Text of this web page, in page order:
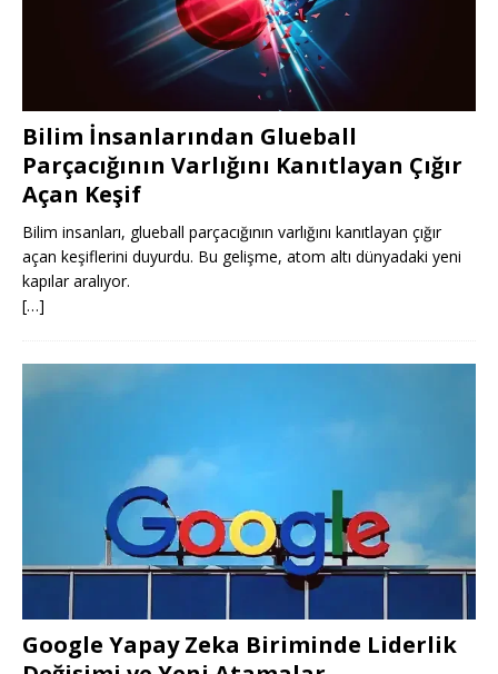
Bilim İnsanlarından Glueball
Parçacığının Varlığını Kanıtlayan Çığır
Açan Keşif
Bilim insanları, glueball parçacığının varlığını kanıtlayan çığır
açan keşiflerini duyurdu. Bu gelişme, atom altı dünyadaki yeni
kapılar aralıyor.
[…]
Google Yapay Zeka Biriminde Liderlik